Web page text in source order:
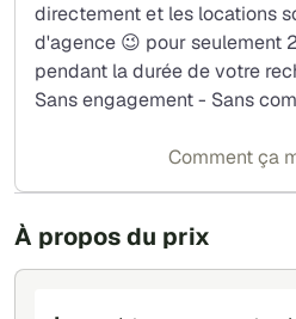
À propos du prix
directement et les locations
d'agence 😉 pour seulement
pendant la durée de votre
Sans engagement - Sans
Comment ça